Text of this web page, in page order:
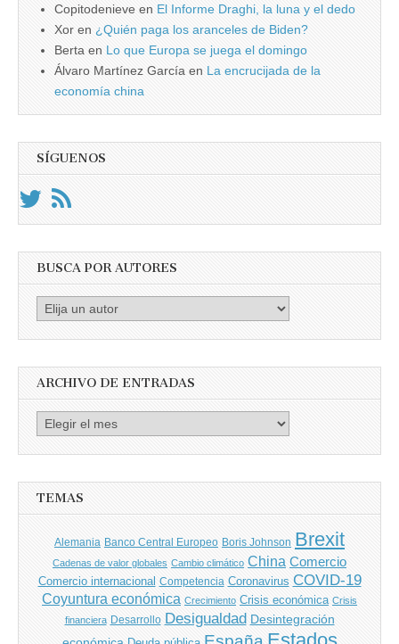
Copitodenieve en El Informe Draghi, la luna y el dedo
Xor en ¿Quién paga los aranceles de Biden?
Berta en Lo que Europa se juega el domingo
Álvaro Martínez García en La encrucijada de la
economía china
SÍGUENOS
BUSCA POR AUTORES
Busca
ARCHIVO DE ENTRADAS
Archivo
TEMAS
Alemania Banco Central Europeo Boris Johnson Brexit
Cadenas de valor globales Cambio climático China Comercio
Comercio internacional Competencia Coronavirus COVID-19
Coyuntura económica Crecimiento Crisis económica Crisis
financiera Desarrollo Desigualdad Desintegración